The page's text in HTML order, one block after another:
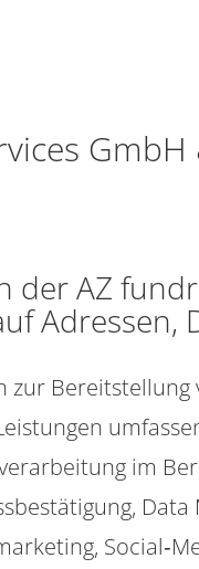
AZ
Adressen,
im